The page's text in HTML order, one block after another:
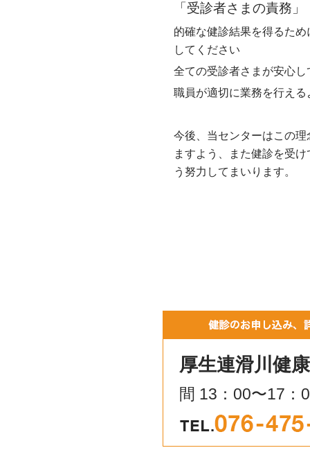
「受診者さまの責務」
的確な健診結果を得るた
してください
全ての受診者さまが安心
職員が適切に業務を行え
今後、当センターはこの
ますよう、また健診を受
う努力してまいります。
厚生連滑川健
間 13：00〜17：